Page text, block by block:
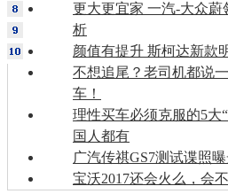
更大更宜家 一汽-大众蔚
析
颜值有提升 斯柯达新款
不想追尾？老司机都说
车！
理性买车必须克服的5大
国人都有
广汽传祺GS7测试谍照
宝沃2017还会火么，会